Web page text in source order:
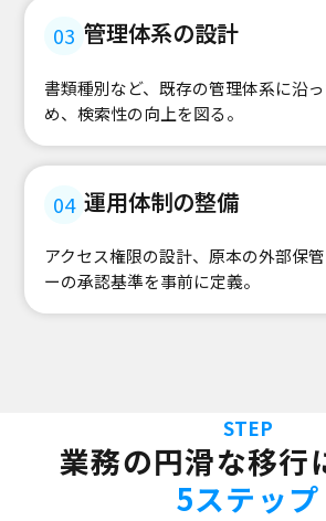
03 管理体系の設計
書類種別など、既存の管理体系に沿
め、検索性の向上を図る。
04 運用体制の整備
アクセス権限の設計、原本の外部保
ーの承認基準を事前に定義。
STEP
業務の円滑な移行
5ステップ